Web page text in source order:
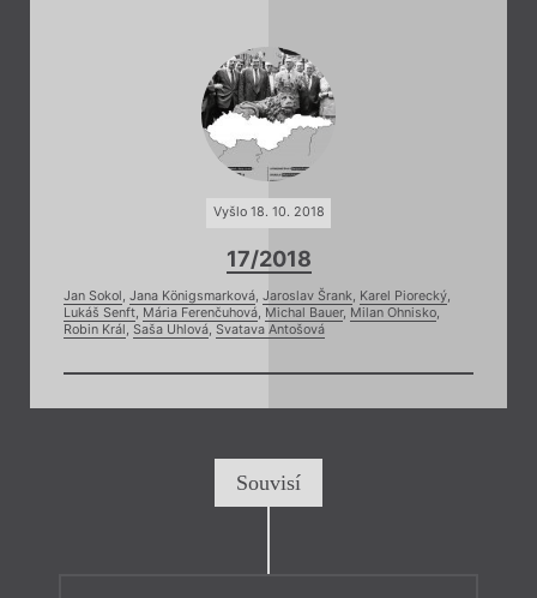
Vyšlo 18. 10. 2018
17/2018
Jan Sokol, Jana Königsmarková, Jaroslav Šrank, Karel Piorecký,
Lukáš Senft, Mária Ferenčuhová, Michal Bauer, Milan Ohnisko,
Robin Král, Saša Uhlová, Svatava Antošová
Souvisí